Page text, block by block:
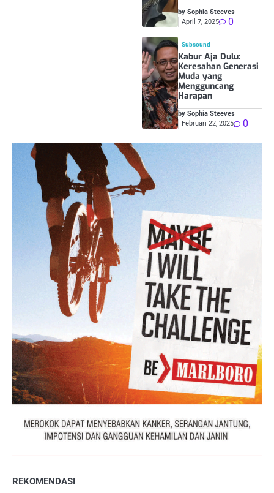
by Sophia Steeves
April 7, 2025
0
Subsound
Kabur Aja Dulu:
Keresahan Generasi
Muda yang
Mengguncang
Harapan
by Sophia Steeves
Februari 22, 2025
0
REKOMENDASI